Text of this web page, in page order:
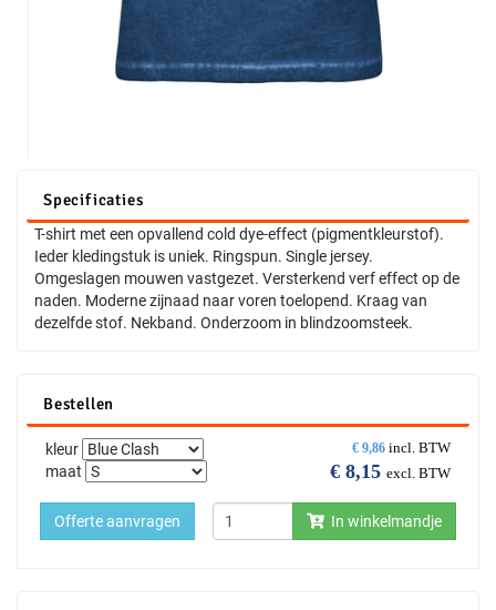
Specificaties
T-shirt met een opvallend cold dye-effect (pigmentkleurstof).
Ieder kledingstuk is uniek. Ringspun. Single jersey.
Omgeslagen mouwen vastgezet. Versterkend verf effect op de
naden. Moderne zijnaad naar voren toelopend. Kraag van
dezelfde stof. Nekband. Onderzoom in blindzoomsteek.
Bestellen
€ 9,86 incl. BTW
€ 8,15 excl. BTW
kleur
maat
In winkelmandje
Offerte aanvragen